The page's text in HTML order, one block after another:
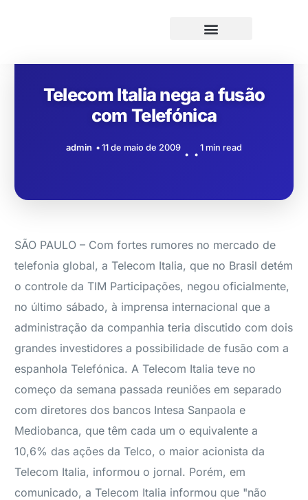
Telecom Italia nega a fusão
com Telefónica
admin 11 de maio de 2009 1 min read
SÃO PAULO – Com fortes rumores no mercado de
telefonia global, a Telecom Italia, que no Brasil detém
o controle da TIM Participações, negou oficialmente,
no último sábado, à imprensa internacional que a
administração da companhia teria discutido com dois
grandes investidores a possibilidade de fusão com a
espanhola Telefónica. A Telecom Italia teve no
começo da semana passada reuniões em separado
com diretores dos bancos Intesa Sanpaola e
Mediobanca, que têm cada um o equivalente a
10,6% das ações da Telco, o maior acionista da
Telecom Italia, informou o jornal. Porém, em
comunicado, a Telecom Italia informou que "não